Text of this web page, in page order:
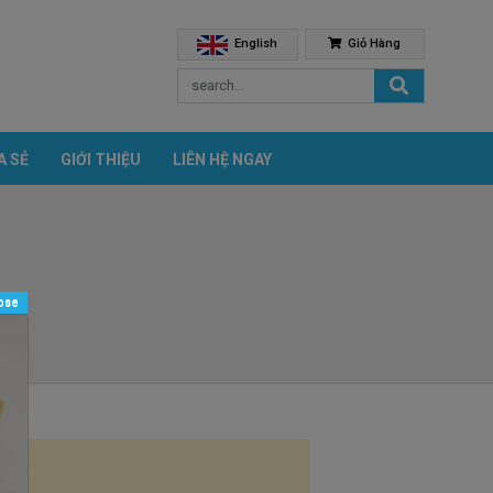
English Giỏ Hàng
SẺ GIỚI THIỆU LIÊN HỆ NGAY